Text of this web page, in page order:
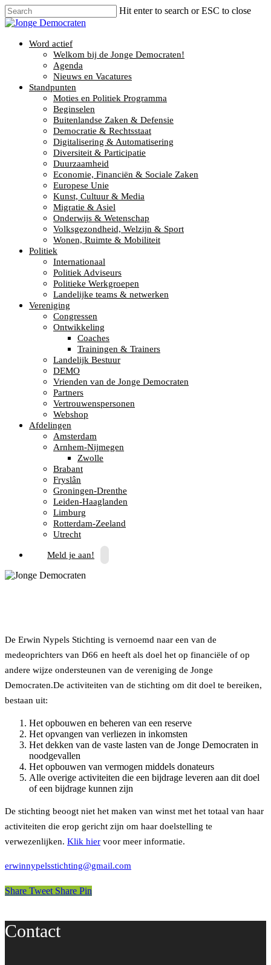
Hit enter to search or ESC to close
Word actief
Welkom bij de Jonge Democraten!
Agenda
Nieuws en Vacatures
Standpunten
Moties en Politiek Programma
Beginselen
Buitenlandse Zaken & Defensie
Democratie & Rechtsstaat
Digitalisering & Automatisering
Diversiteit & Participatie
Duurzaamheid
Economie, Financiën & Sociale Zaken
Europese Unie
Kunst, Cultuur & Media
Migratie & Asiel
Onderwijs & Wetenschap
Volksgezondheid, Welzijn & Sport
Wonen, Ruimte & Mobiliteit
Politiek
Internationaal
Politiek Adviseurs
Politieke Werkgroepen
Landelijke teams & netwerken
Vereniging
Congressen
Ontwikkeling
Coaches
Trainingen & Trainers
Landelijk Bestuur
DEMO
Vrienden van de Jonge Democraten
Partners
Vertrouwenspersonen
Webshop
Afdelingen
Amsterdam
Arnhem-Nijmegen
Zwolle
Brabant
Fryslân
Groningen-Drenthe
Leiden-Haaglanden
Limburg
Rotterdam-Zeeland
Utrecht
Meld je aan!
De Erwin Nypels Stichting is vernoemd naar een van de
medeoprichters van D66 en heeft als doel het op financiële of op
andere wijze ondersteunen van de vereniging de Jonge
Democraten.De activiteiten van de stichting om dit doel te bereiken,
bestaan uit:
Het opbouwen en beheren van een reserve
Het opvangen van verliezen in inkomsten
Het dekken van de vaste lasten van de Jonge Democraten in
noodgevallen
Het opbouwen van vermogen middels donateurs
Alle overige activiteiten die een bijdrage leveren aan dit doel
of een bijdrage kunnen zijn
De stichting beoogt niet het maken van winst met het totaal van haar
activiteiten die erop gericht zijn om haar doelstelling te
verwezenlijken. Klik hier voor meer informatie.
erwinnypelsstichting@gmail.com
Share Tweet Share Pin
Contact